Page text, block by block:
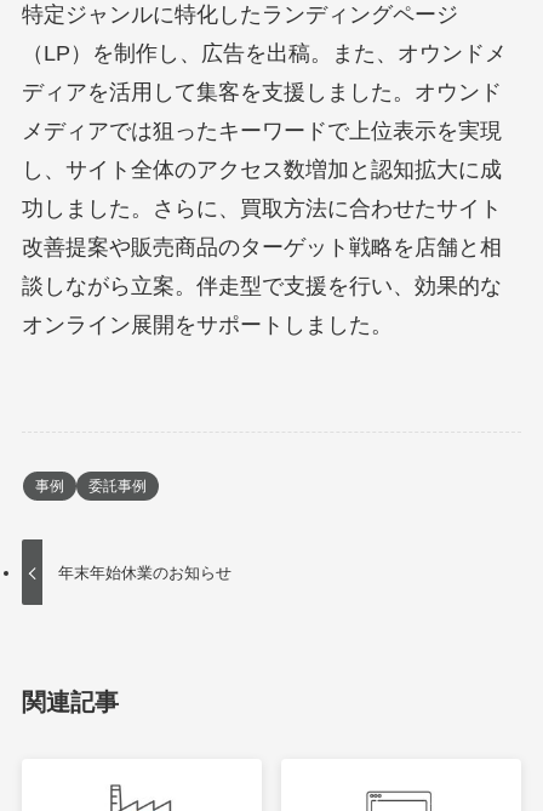
特定ジャンルに特化したランディングページ
（LP）を制作し、広告を出稿。また、オウンドメ
ディアを活用して集客を支援しました。オウンド
メディアでは狙ったキーワードで上位表示を実現
し、サイト全体のアクセス数増加と認知拡大に成
功しました。さらに、買取方法に合わせたサイト
改善提案や販売商品のターゲット戦略を店舗と相
談しながら立案。伴走型で支援を行い、効果的な
オンライン展開をサポートしました。
事例 委託事例
年末年始休業のお知らせ
関連記事